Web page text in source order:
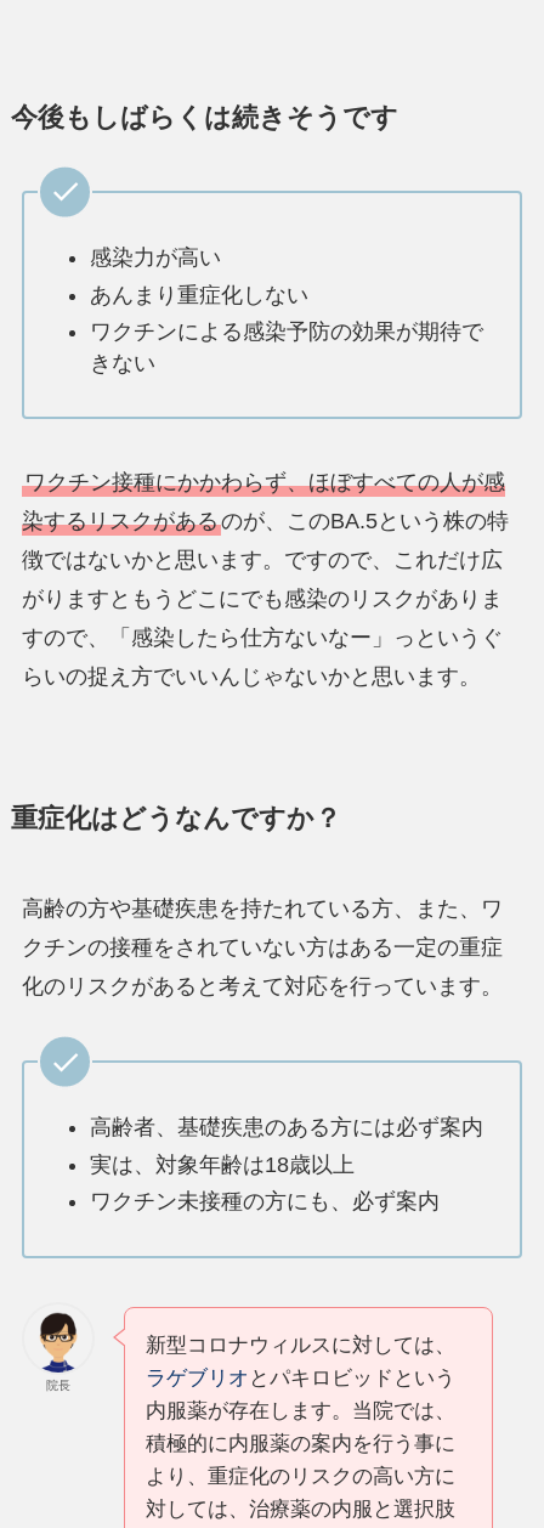
今後もしばらくは続きそうです
感染力が高い
あんまり重症化しない
ワクチンによる感染予防の効果が期待で
きない
ワクチン接種にかかわらず、ほぼすべての人が感
染するリスクがあるのが、このBA.5という株の特
徴ではないかと思います。ですので、これだけ広
がりますともう どこにでも感染のリスクがありま
すので、「感染したら仕方ないなー」っというぐ
らいの捉え方でいいんじゃないかと思います。
重症化はどうなんですか？
高齢の方や基礎疾患を持たれている方、また、ワ
クチンの接種をされていない方はある一定の重症
化のリスクがあると考えて対応を行っています。
高齢者、基礎疾患のある方には必ず案内
実は、対象年齢は18歳以上
ワクチン未接種の方にも、必ず案内
院長
新型コロナウィルスに対しては、
ラゲブリオ とパキロビッドという
内服薬が存在します。当院では、
積極的に内服薬の案内を行う事に
より、重症化のリスクの高い方に
対しては、治療薬の内服と選択肢